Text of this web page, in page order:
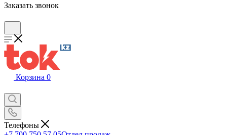
Заказать звонок
Корзина 0
Телефоны